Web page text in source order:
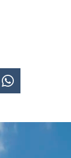
WHATSAPP